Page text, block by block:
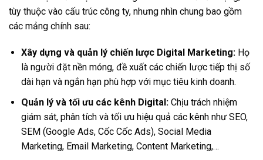
tùy thuộc vào cấu trúc công ty, nhưng nhìn chung bao gồm
các mảng chính sau:
Xây dựng và quản lý chiến lược Digital Marketing:Họ
là người đặt nền móng, đề xuất các chiến lược tiếp thị số
dài hạn và ngắn hạn phù hợp với mục tiêu kinh doanh.
Quản lý và tối ưu các kênh Digital:Chịu trách nhiệm
giám sát, phân tích và tối ưu hiệu quả các kênh như SEO,
SEM (Google Ads, Cốc Cốc Ads), Social Media
Marketing, Email Marketing, Content Marketing,…